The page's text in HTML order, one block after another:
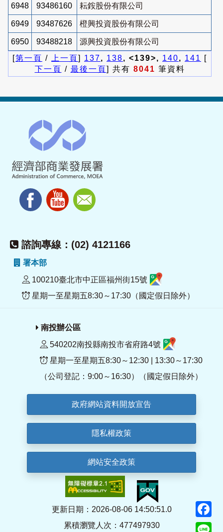
6948 93486160 耘銨股份有限公司
6949 93487626 橙興投資股份有限公司
6950 93488218
源興投資股份有限公司
[第一頁 / 上一頁] 137, 138, <139>, 140, 141
[
下一頁 / 最後一頁] 共有 8041 筆資料
諮詢專線：(02) 4121166
署本部
100210臺北市中正區福州街15號
星期一至星期五8:30～17:30（國定假日除外）
南投辦公區
540202南投縣南投市省府路4號
星期一至星期五8:30～12:30 | 13:30～17:30
（公司登記：9:00～16:30）（國定假日除外）
政府網站資料開放宣告
隱私權政策
網站安全政策
更新日期：2026-08-06 14:50:51.0
累積瀏覽人次：477497930